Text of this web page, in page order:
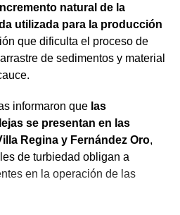
natural de la
utilizada para la producción
que dificulta el proceso de
de sedimentos y material
informaron que las
se presentan en las
Regina y Fernández Oro,
de turbiedad obligan a
en la operación de las